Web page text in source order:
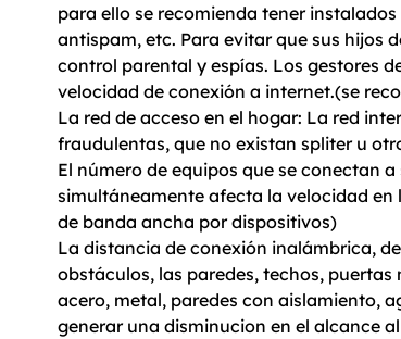
para ello se recomienda tener
antispam, etc. Para evitar que sus hijos
control parental y espías. Los gestores
velocidad de conexión a internet.(se
La red de acceso en el hogar: La red
fraudulentas, que no existan spliter u
El número de equipos que se conectan
simultáneamente afecta la velocidad
de banda ancha por dispositivos)
La distancia de conexión inalámbrica,
obstáculos, las paredes, techos,
acero, metal, paredes con aislamiento,
generar una disminucion en el alcance